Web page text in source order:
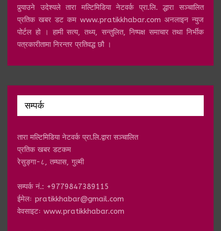
पुर्‍याउने उदेश्यले तारा मल्टिमिडिया नेटवर्क प्रा.लि. द्धारा सञ्चालित
प्रतिक खबर डट कम www.pratikkhabar.com अनलाइन न्युज
पोर्टल हो । हामी सत्य, तथ्य, सन्तुलित, निष्पक्ष समाचार तथा निर्भीक
पत्रकारीतामा निरन्तर प्रतिवद्ध छौ ।
सम्पर्क
तारा मल्टिमिडिया नेटवर्क प्रा.लि.द्वारा सञ्चालित
प्रतिक खबर डटकम
रेसुङ्गा-८, तम्घास, गुल्मी
सम्पर्क नं.: +9779847389115
ईमेलः pratikkhabar@gmail.com
वेवसाइटः www.pratikkhabar.com